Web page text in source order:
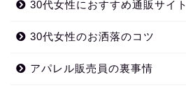
30代女性におすすめ通販サイト
30代女性のお洒落のコツ
アパレル販売員の裏事情